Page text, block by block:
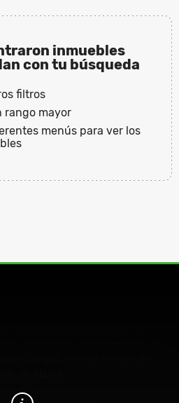
inmuebles
con tu búsqueda
filtros
rango mayor
menús para ver los